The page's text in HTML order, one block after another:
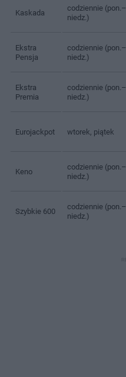
Kaskada
codziennie (pon.–
niedz.)
Ekstra
Pensja
codziennie (pon.–
niedz.)
Ekstra
Premia
codziennie (pon.–
niedz.)
Eurojackpot wtorek, piątek
Keno
codziennie (pon.–
niedz.)
Szybkie 600
codziennie (pon.–
niedz.)